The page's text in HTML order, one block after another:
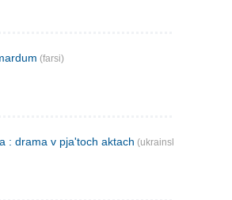
(farsi)
: drama v pja'toch aktach (ukrainsk)